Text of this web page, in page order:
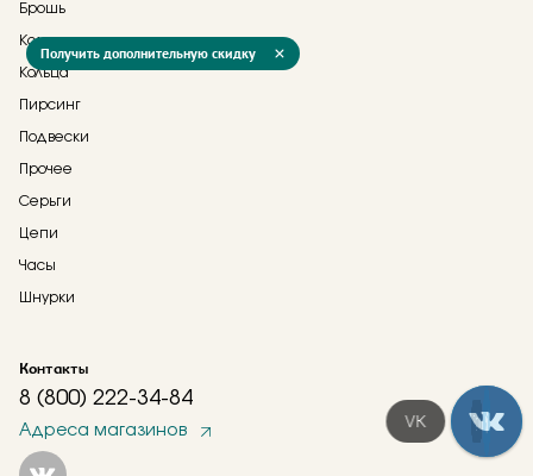
Брошь
Колье
Кольца
Пирсинг
Подвески
Прочее
Серьги
Цепи
Часы
Шнурки
Контакты
8 (800) 222-34-84
Адреса магазинов
Получить дополнительную скидку
Telegram